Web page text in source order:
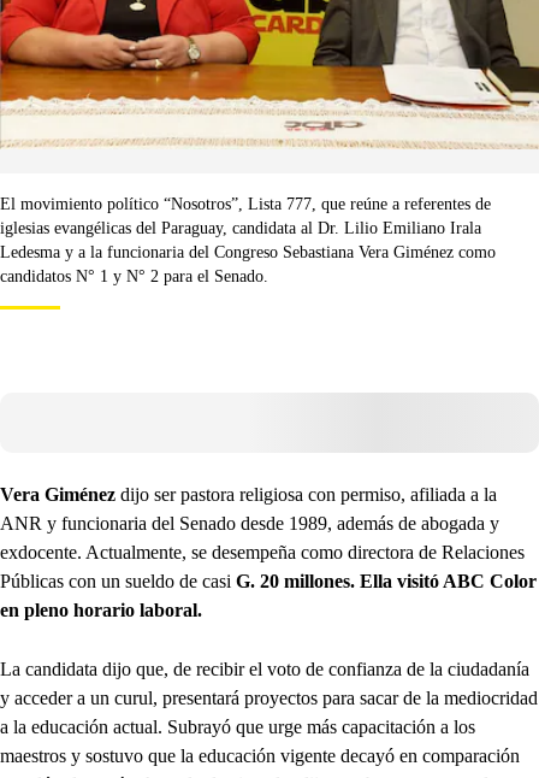
El movimiento político “Nosotros”, Lista 777, que reúne a referentes de
iglesias evangélicas del Paraguay, candidata al Dr. Lilio Emiliano Irala
Ledesma y a la funcionaria del Congreso Sebastiana Vera Giménez como
candidatos N° 1 y N° 2 para el Senado.
Vera Giménez dijo ser pastora religiosa con permiso, afiliada a la
ANR y funcionaria del Senado desde 1989, además de abogada y
exdocente. Actualmente, se desempeña como directora de Relaciones
Públicas con un sueldo de casi G. 20 millones. Ella visitó ABC Color
en pleno horario laboral.
La candidata dijo que, de recibir el voto de confianza de la ciudadanía
y acceder a un curul, presentará proyectos para sacar de la mediocridad
a la educación actual. Subrayó que urge más capacitación a los
maestros y sostuvo que la educación vigente decayó en comparación